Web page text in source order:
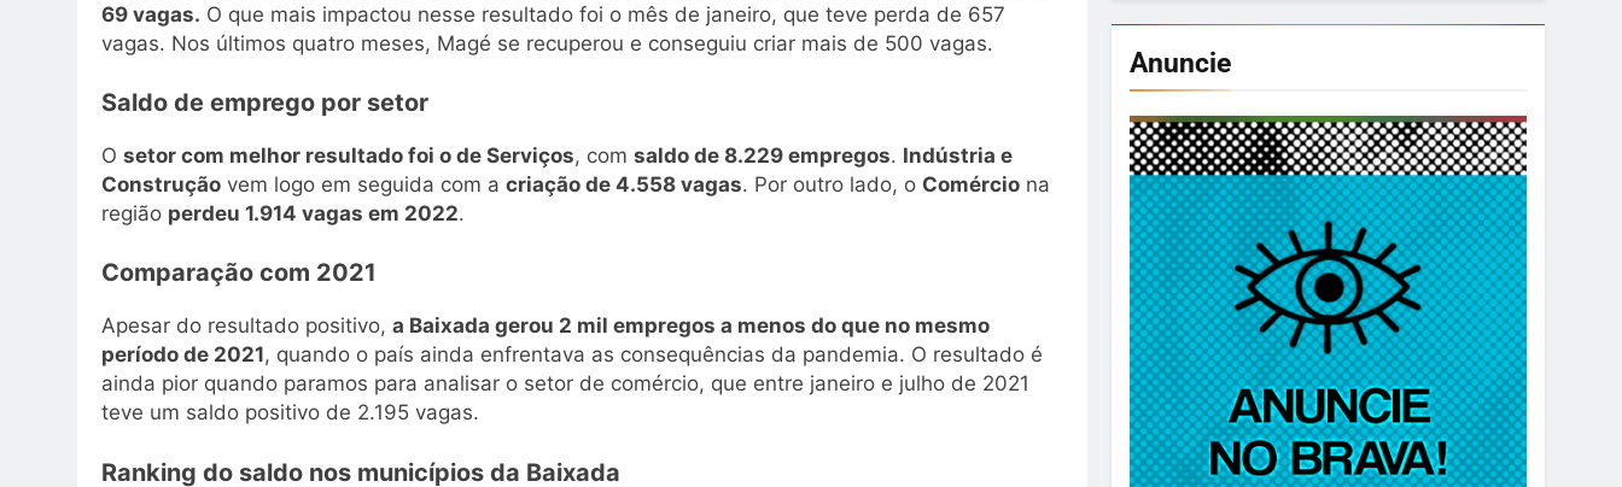
69 vagas. O que mais impactou nesse resultado foi o mês de janeiro, que teve perda de 657
vagas. Nos últimos quatro meses, Magé se recuperou e conseguiu criar mais de 500 vagas.
Saldo de emprego por setor
O setor com melhor resultado foi o de Serviços, com saldo de 8.229 empregos. Indústria e
Construção vem logo em seguida com a criação de 4.558 vagas. Por outro lado, o Comércio na
região perdeu 1.914 vagas em 2022.
Comparação com 2021
Apesar do resultado positivo, a Baixada gerou 2 mil empregos a menos do que no mesmo
período de 2021, quando o país ainda enfrentava as consequências da pandemia. O resultado é
ainda pior quando paramos para analisar o setor de comércio, que entre janeiro e julho de 2021
teve um saldo positivo de 2.195 vagas.
Ranking do saldo nos municípios da Baixada
Anuncie